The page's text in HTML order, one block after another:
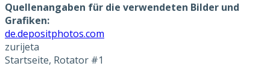
Quellenangaben für die verwendeten Bilder und
Grafiken:
de.depositphotos.com
zurijeta
Startseite, Rotator #1